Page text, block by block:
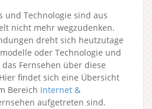
und Technologie sind aus
nicht mehr wegzudenken.
dreht sich heutzutage
oder Technologie und
Fernsehen über diese
findet sich eine Übersicht
Bereich Internet &
aufgetreten sind.